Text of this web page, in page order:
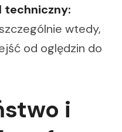
techniczny:
wtedy,
od oględzin do
i